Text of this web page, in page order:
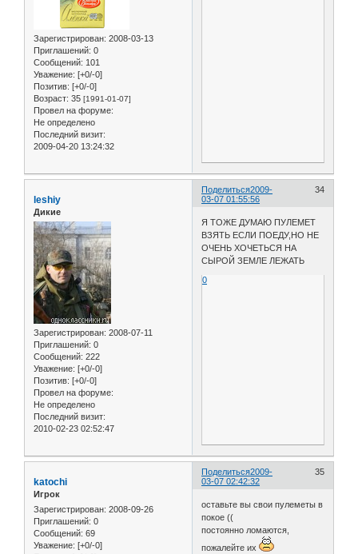
Зарегистрирован: 2008-03-13
Приглашений: 0
Сообщений: 101
Уважение: [+0/-0]
Позитив: [+0/-0]
Возраст: 35 [1991-01-07]
Провел на форуме:
Не определено
Последний визит:
2009-04-20 13:24:32
Поделиться 34
2009-
03-07 01:55:56
leshiy
Дикие
Зарегистрирован: 2008-07-11
Приглашений: 0
Сообщений: 222
Уважение: [+0/-0]
Позитив: [+0/-0]
Провел на форуме:
Не определено
Последний визит:
2010-02-23 02:52:47
Я ТОЖЕ ДУМАЮ ПУЛЕМЕТ
ВЗЯТЬ ЕСЛИ ПОЕДУ,НО НЕ
ОЧЕНЬ ХОЧЕТЬСЯ НА
СЫРОЙ ЗЕМЛЕ ЛЕЖАТЬ
0
Поделиться 35
2009-
03-07 02:42:32
katochi
Игрок
Зарегистрирован: 2008-09-26
Приглашений: 0
Сообщений: 69
Уважение: [+0/-0]
оставьте вы свои пулеметы в
покое ((
постоянно ломаются,
пожалейте их